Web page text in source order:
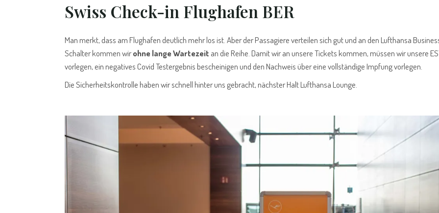
Swiss Check-in Flughafen BER
Man merkt, dass am Flughafen deutlich mehr los ist. Aber der Passagiere verteilen sich gut und an den Lufthansa
Schalter kommen wirohne lange Wartezeit an die Reihe. Damit wir an unsere Tickets kommen, müssen wir unsere
vorlegen, ein negatives Covid Testergebnis bescheinigen und den Nachweis über eine vollständige Impfung vorlegen.
Die Sicherheitskontrolle haben wir schnell hinter uns gebracht, nächster Halt Lufthansa Lounge.